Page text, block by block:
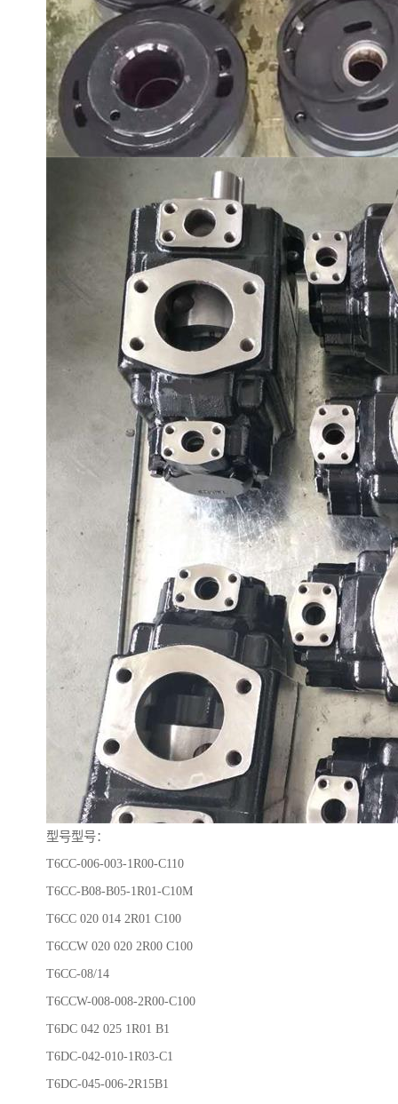
型号型号：
T6CC-006-003-1R00-C110
T6CC-B08-B05-1R01-C10M
T6CC 020 014 2R01 C100
T6CCW 020 020 2R00 C100
T6CC-08/14
T6CCW-008-008-2R00-C100
T6DC 042 025 1R01 B1
T6DC-042-010-1R03-C1
T6DC-045-006-2R15B1